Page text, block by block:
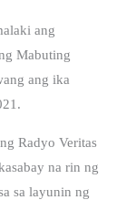
ang
Mabuting
ang ika
Radyo Veritas
na rin ng
sa layunin ng